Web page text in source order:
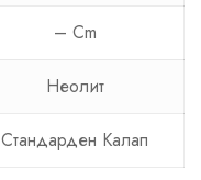
– Cm
Неолит
Стандарден Калап